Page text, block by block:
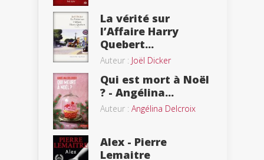
La vérité sur
l’Affaire Harry
Quebert...
Auteur : Joël Dicker
Qui est mort à Noël
? - Angélina...
Auteur : Angélina Delcroix
Alex - Pierre
Lemaitre